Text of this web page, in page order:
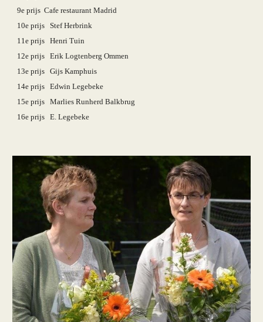
9e prijs  Cafe restaurant Madrid
10e prijs   Stef Herbrink
11e prijs   Henri Tuin
12e prijs   Erik Logtenberg Ommen
13e prijs   Gijs Kamphuis
14e prijs   Edwin Legebeke
15e prijs   Marlies Runherd Balkbrug
16e prijs   E. Legebeke